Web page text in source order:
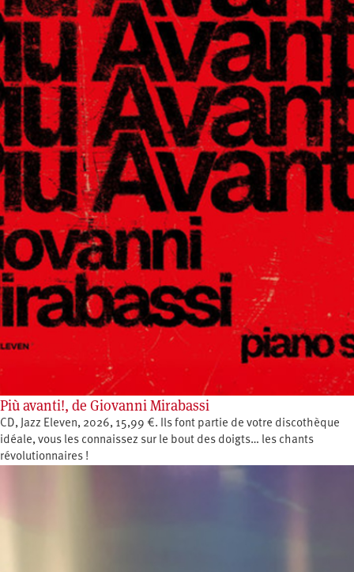
Più avanti!, de Giovanni Mirabassi
CD, Jazz Eleven, 2026, 15,99 €. Ils font partie de votre discothèque
idéale, vous les connaissez sur le bout des doigts… les chants
révolutionnaires !